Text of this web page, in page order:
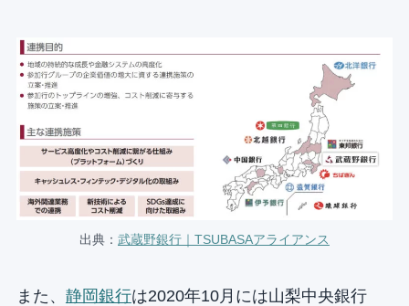
出典： 武蔵野銀行｜TSUBASAアライアンス
また、 静岡銀行は2020年10月には山梨中央銀行